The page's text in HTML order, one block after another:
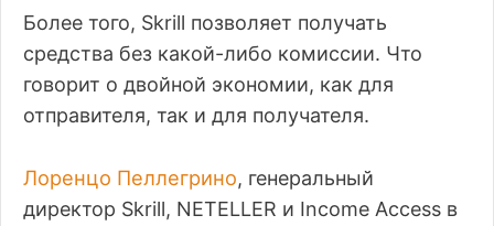
Более того, Skrill позволяет получать
средства без какой-либо комиссии. Что
говорит о двойной экономии, как для
отправителя, так и для получателя.
Лоренцо Пеллегрино, генеральный
директор Skrill, NETELLER и Income Access в